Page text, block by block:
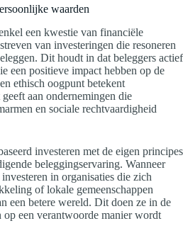
waarden
een kwestie van financiële
van investeringen die resoneren
Dit houdt in dat beleggers actief
een positieve impact hebben op de
ethisch oogpunt betekent
aan ondernemingen die
en sociale rechtvaardigheid
investeren met de eigen principes
beleggingservaring. Wanneer
in organisaties die zich
of lokale gemeenschappen
een betere wereld. Dit doen ze in de
op een verantwoorde manier wordt